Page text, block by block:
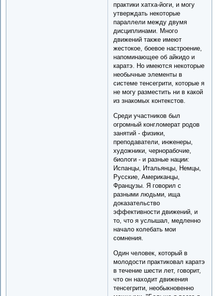
практики хатха-йоги, и могу
утверждать некоторые
параллели между двумя
дисциплинами. Много
движений также имеют
жестокое, боевое настроение,
напоминающее об айкидо и
каратэ. Но имеются некоторые
необычные элементы в
системе тенсегрити, которые я
не могу разместить ни в какой
из знакомых контекстов.
Среди участников был
огромный конгломерат родов
занятий - физики,
преподаватели, инженеры,
художники, чернорабочие,
биологи - и разные нации:
Испанцы, Итальянцы, Немцы,
Русские, Американцы,
Французы. Я говорил с
разными людьми, ища
доказательство
эффективности движений, и
то, что я услышал, медленно
начало колебать мои
сомнения.
Один человек, который в
молодости практиковал каратэ
в течение шести лет, говорит,
что он находит движения
тенсегрити, необыкновенно